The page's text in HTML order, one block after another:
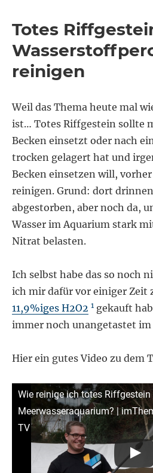
Totes
reinigen
Weil das Thema heute mal
ist… Totes Riffgestein sollte
Becken einsetzt oder nach
trocken gelagert hat und
Becken einsetzen will,
reinigen. Grund: dort
abgestorben, aber noch da,
Wasser im Aquarium stark
Nitrat belasten.
Ich selbst habe das so noch
ich mir dafür vor einiger Zeit
11,9%iges H2O2 1 gekauft
immer noch unangetastet
Hier ein gutes Video zu dem
Wie reinige ich totes
Meerwasseraquarium? |
TV